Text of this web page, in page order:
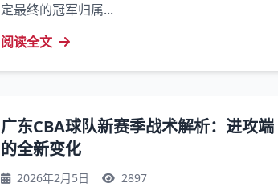
定最终的冠军归属...
阅读全文
广东CBA球队新赛季战术解析：进攻端
的全新变化
2026年2月5日 2897